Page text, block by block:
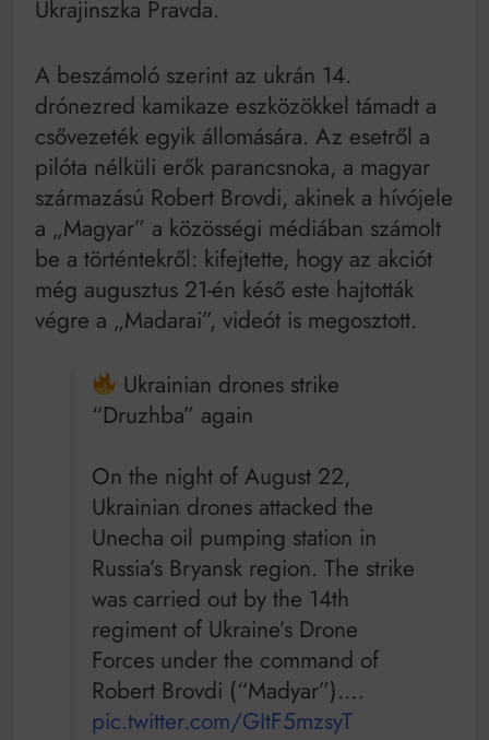
Mindenki a világot akarja uralni – de nem csak a 80-
as években
működik, ha jól van felújítva
Ukrajinszka Pravda.
A beszámoló szerint az ukrán 14.
drónezred kamikaze eszközökkel támadt a
csővezeték egyik állomására. Az esetről a
pilóta nélküli erők parancsnoka, a magyar
származású Robert Brovdi, akinek a hívójele
a „Magyar” a közösségi médiában számolt
be a történtekről: kifejtette, hogy az akciót
még augusztus 21-én késő este hajtották
végre a „Madarai”, videót is megosztott.
Ukrainian drones strike
“Druzhba” again
On the night of August 22,
Ukrainian drones attacked the
Unecha oil pumping station in
Russia’s Bryansk region. The strike
was carried out by the 14th
regiment of Ukraine’s Drone
Forces under the command of
Robert Brovdi (“Madyar”).…
pic.twitter.com/GItF5mzsyT